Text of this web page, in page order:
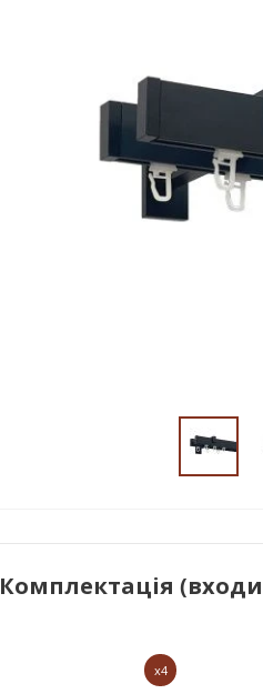
Комплектація
x4